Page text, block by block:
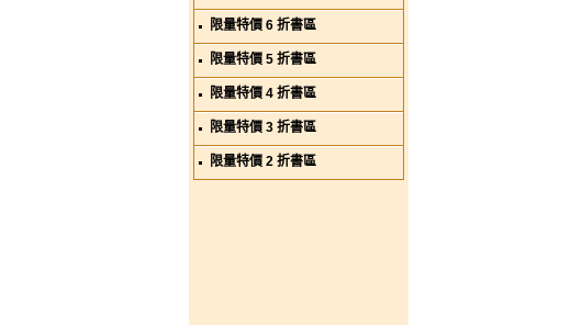
限量特價 6 折書區
限量特價 5 折書區
限量特價 4 折書區
限量特價 3 折書區
限量特價 2 折書區